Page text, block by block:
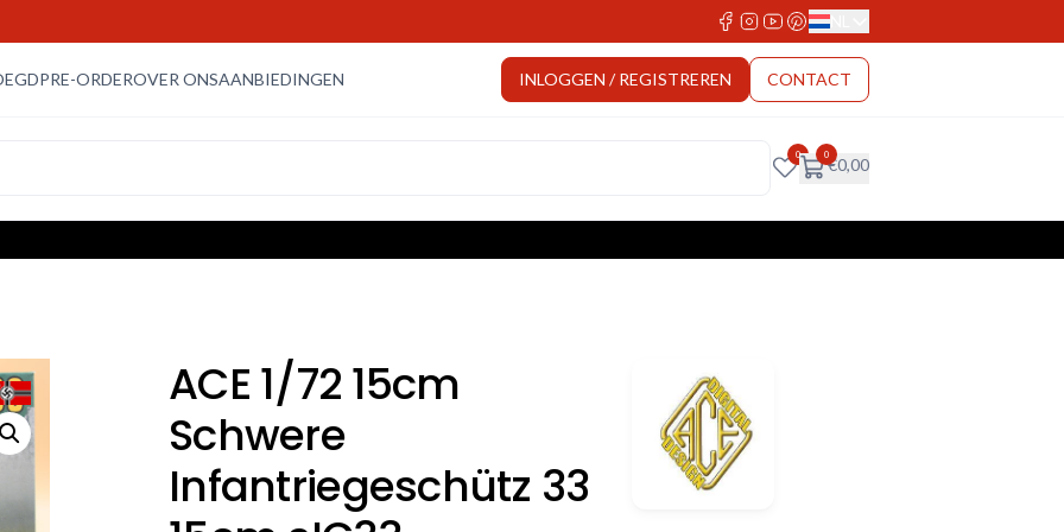
Select Language
PRE-ORDEROVER ONSAANBIEDINGEN INLOGGEN / REGISTREREN CONTACT
0 0€0,00
ACE 1/72 15cm
Schwere
Infantriegeschütz 33